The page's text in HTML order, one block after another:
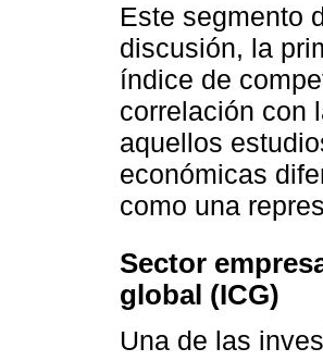
Este segmento
discusión, la
índice de
correlación con
aquellos
económicas
como una
Sector
global (ICG)
Una de las